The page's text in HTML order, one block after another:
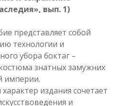
вып. 1)
представляет собой
технологии и
убора боктаг –
знатных замужних
империи.
издания сочетает
и